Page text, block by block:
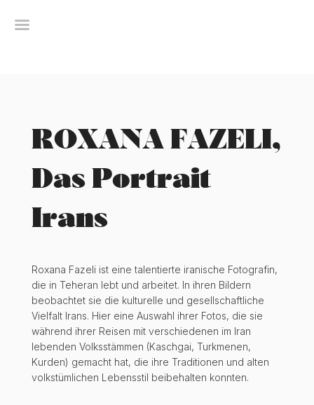
ROXANA FAZELI,
Das Portrait
Irans
Roxana Fazeli ist eine talentierte iranische Fotografin,
die in Teheran lebt und arbeitet. In ihren Bildern
beobachtet sie die kulturelle und gesellschaftliche
Vielfalt Irans. Hier eine Auswahl ihrer Fotos, die sie
während ihrer Reisen mit verschiedenen im Iran
lebenden Volksstämmen (Kaschgai, Turkmenen,
Kurden) gemacht hat, die ihre Traditionen und alten
volkstümlichen Lebensstil beibehalten konnten.